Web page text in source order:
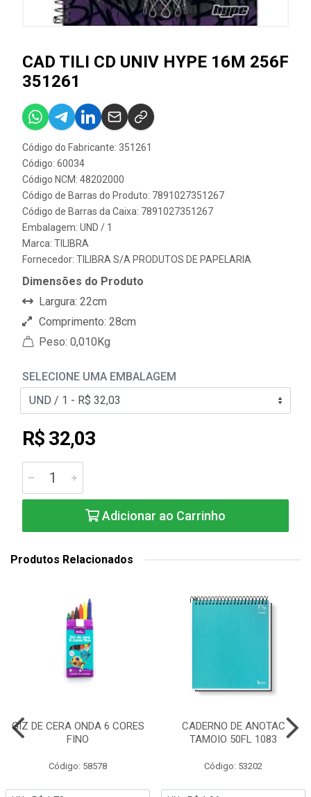
CAD TILI CD UNIV HYPE 16M 256F
351261
Código do Fabricante: 351261
Código: 60034
Código NCM: 48202000
Código de Barras do Produto: 7891027351267
Código de Barras da Caixa: 7891027351267
Embalagem: UND / 1
Marca: TILIBRA
Fornecedor: TILIBRA S/A PRODUTOS DE PAPELARIA
Dimensões do Produto
Largura: 22cm
Comprimento: 28cm
Peso: 0,010Kg
SELECIONE UMA EMBALAGEM
R$ 32,03
Adicionar ao Carrinho
Produtos Relacionados
GIZ DE CERA ONDA 6 CORES
FINO
Código: 58578
CADERNO DE ANOTAC
TAMOIO 50FL 1083
Código: 53202